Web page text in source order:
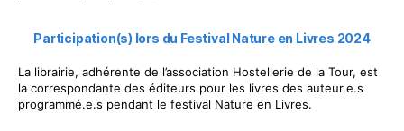
Participation(s) lors du Festival Nature en Livres 2024
La librairie, adhérente de l’association Hostellerie de la Tour, est
la correspondante des éditeurs pour les livres des auteur.e.s
programmé.e.s pendant le festival Nature en Livres.